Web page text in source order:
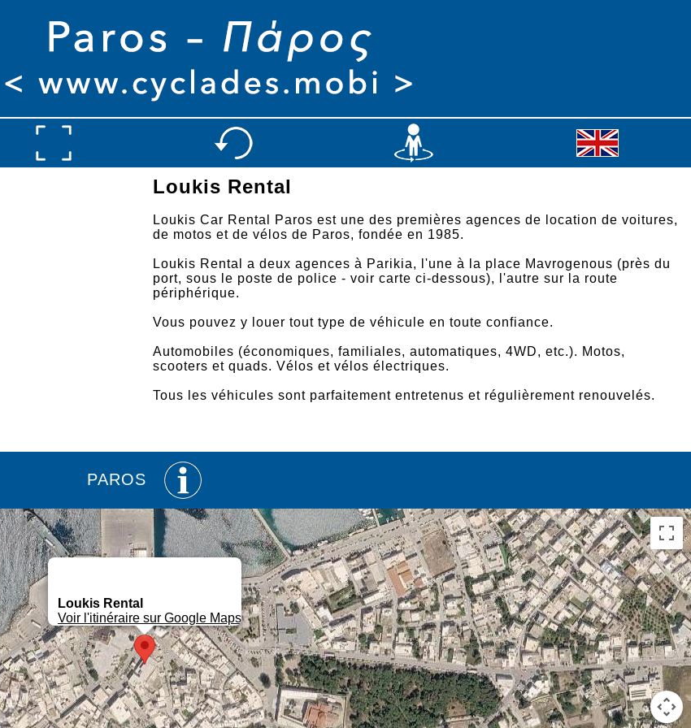
Loukis Rental
Loukis Car Rental Paros est une des premières agences de location de voitures,
de motos et de vélos de Paros, fondée en 1985.
Loukis Rental a deux agences à Parikia, l'une à la place Mavrogenous (près du
port, sous le poste de police - voir carte ci-dessous), l'autre sur la route
périphérique.
Vous pouvez y louer tout type de véhicule en toute confiance.
Automobiles (économiques, familiales, automatiques, 4WD, etc.). Motos,
scooters et quads. Vélos et vélos électriques.
Tous les véhicules sont parfaitement entretenus et régulièrement renouvelés.
PAROS
Loukis Rental
Voir l'itinéraire sur Google Maps